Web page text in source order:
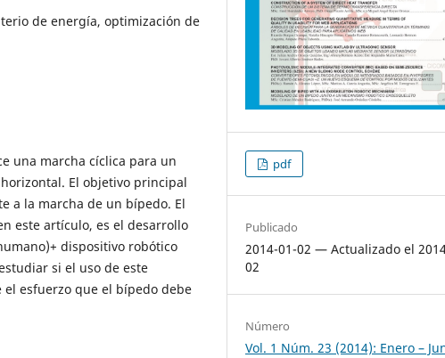
de energía, optimización de
una marcha cíclica para un
El objetivo principal
a la marcha de un bípedo. El
este artículo, es el desarrollo
dispositivo robótico
si el uso de este
esfuerzo que el bípedo debe
pdf
Publicado
2014-01-02 — Actualizado el
02
Número
Vol. 1 Núm. 23 (2014): Enero –